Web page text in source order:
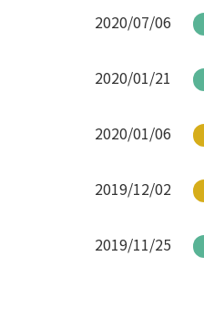
2020/07/06
2020/01/21
2020/01/06
2019/12/02
2019/11/25